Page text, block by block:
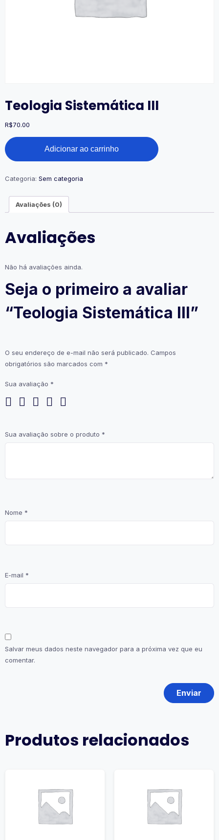
Teologia Sistemática III
R$70.00
Teologia
Sistemática
III
Adicionar ao carrinho
Categoria: Sem categoria
Avaliações (0)
Avaliações
Não há avaliações ainda.
Seja o primeiro a avaliar
“Teologia Sistemática III”
O seu endereço de e-mail não será publicado. Campos
obrigatórios são marcados com *
Sua avaliação *
Sua avaliação sobre o produto *
Nome *
E-mail *
Salvar meus dados neste navegador para a próxima vez que eu
comentar.
Produtos relacionados